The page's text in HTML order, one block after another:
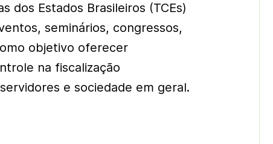
dos Estados Brasileiros (TCEs)
seminários, congressos,
objetivo oferecer
na fiscalização
e sociedade em geral.